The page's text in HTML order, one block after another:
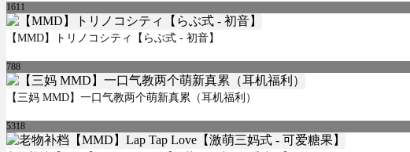
1611
【MMD】トリノコシティ【らぶ式 - 初音】
788
【三妈 MMD】一口气教两个萌新真累（耳机福利）
5318